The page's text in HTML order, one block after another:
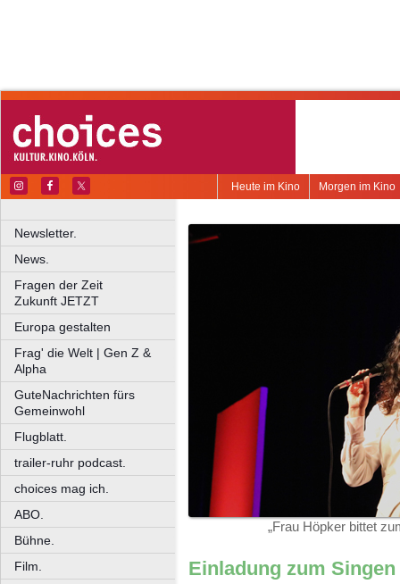
Morgen im Kino
Heute im Kino
Newsletter.
News.
Fragen der Zeit
Zukunft JETZT
Europa gestalten
Frag' die Welt | Gen Z &
Alpha
GuteNachrichten fürs
Gemeinwohl
Flugblatt.
trailer-ruhr podcast.
choices mag ich.
ABO.
Bühne.
Film.
„Frau Höpker bittet
Einladung zum Singen